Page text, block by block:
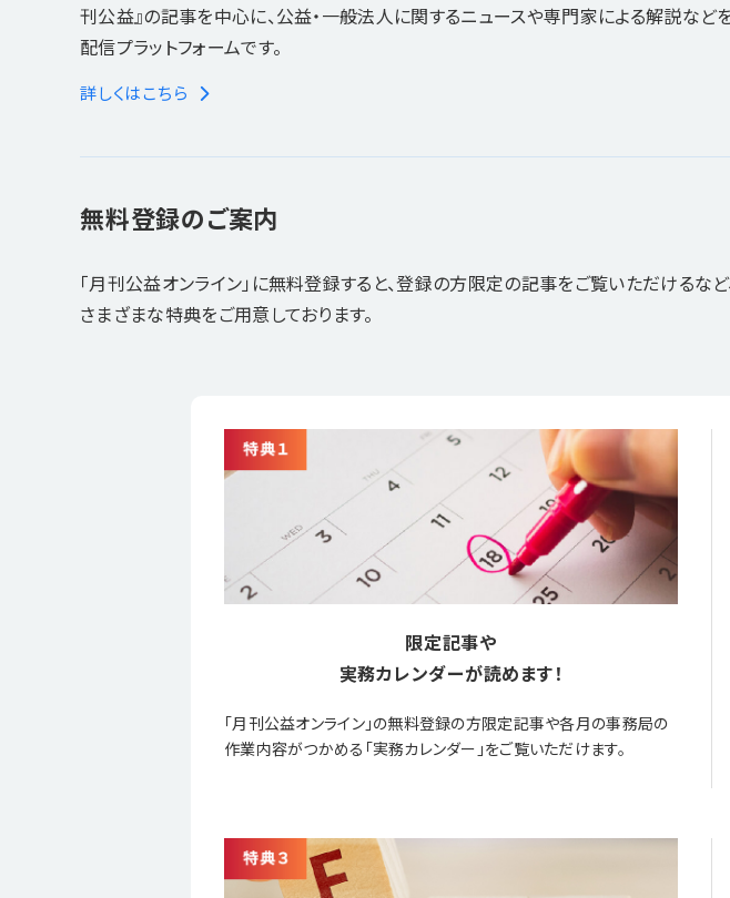
刊公益』の記事を中心に、公益・一般法人に関するニュースや専門家による解説など
配信プラットフォームです。
詳しくはこちら
無料登録のご案内
「月刊公益オンライン」に無料登録すると、登録の方限定の記事をご覧いただけるな
さまざまな特典をご用意しております。
限定記事や
実務カレンダーが読めます！
「月刊公益オンライン」の無料登録の方限定記事や各月の事務局の
作業内容がつかめる「実務カレンダー」をご覧いただけます。